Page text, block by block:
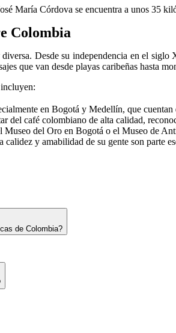
María Córdova se encuentra a unos 35
Colombia
Desde su independencia en el
que van desde playas caribeñas hasta
en Bogotá y Medellín, que
del café colombiano de alta calidad,
Museo del Oro en Bogotá o el Museo de
y amabilidad de su gente son parte
de Colombia?